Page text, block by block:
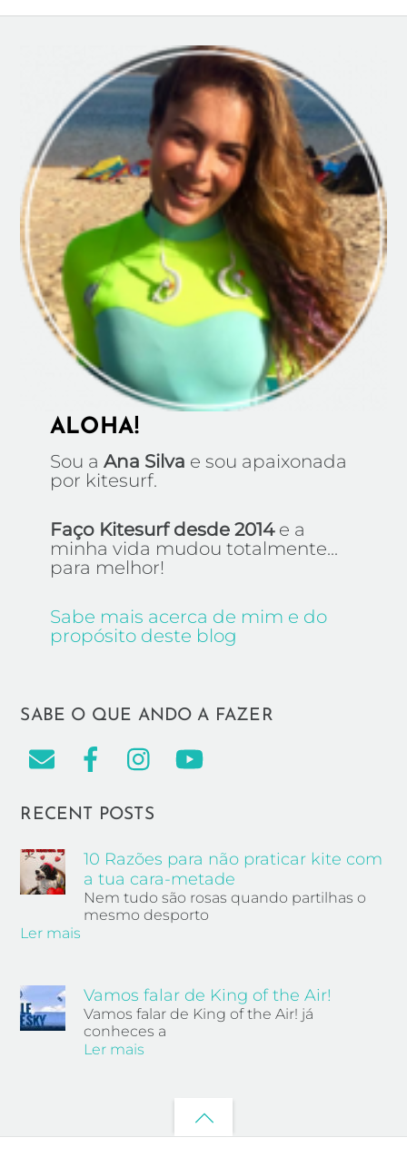
ALOHA!
Sou a Ana Silva e sou apaixonada
por kitesurf.
Faço Kitesurf desde 2014e a
minha vida mudou totalmente...
para melhor!
Sabe mais acerca de mim e do
propósito deste blog
SABE O QUE ANDO A FAZER
RECENT POSTS
10 Razões para não praticar kite com
a tua cara-metade
Nem tudo são rosas quando partilhas o
mesmo desporto
Ler mais
Vamos falar de King of the Air!
Vamos falar de King of the Air! já
conheces a
Ler mais
Back